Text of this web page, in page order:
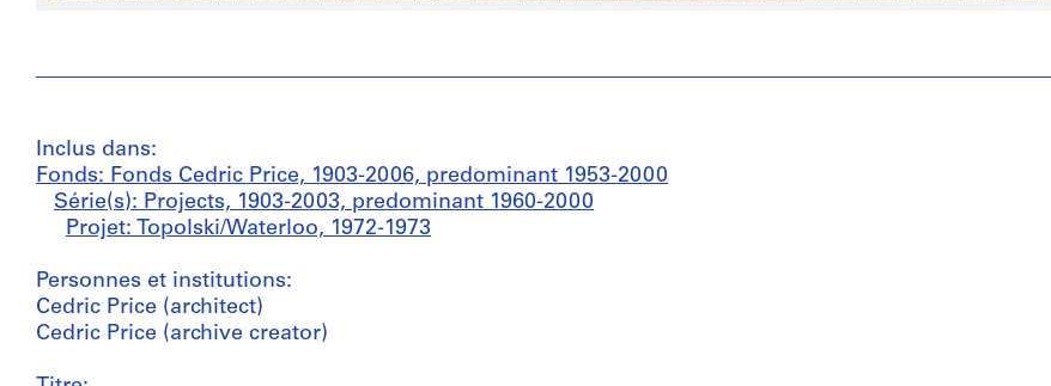
Inclus dans:
Fonds: Fonds Cedric Price, 1903-2006, predominant 1953-2000
Série(s): Projects, 1903-2003, predominant 1960-2000
Projet: Topolski/Waterloo, 1972-1973
Personnes et institutions:
Cedric Price (architect)
Cedric Price (archive creator)